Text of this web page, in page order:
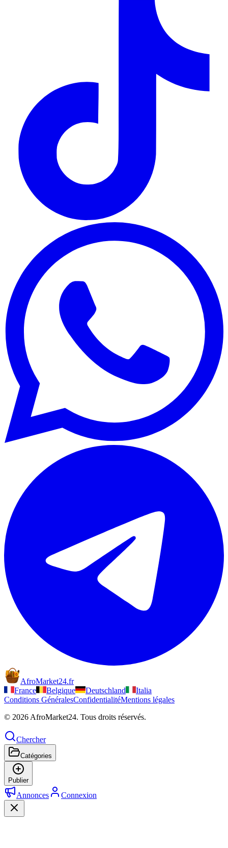
AfroMarket24.fr
France
Belgique Deutschland
Italia
Conditions GénéralesConfidentialitéMentions légales
© 2026 AfroMarket24. Tous droits réservés.
Chercher
Catégories
Publier
Annonces Connexion